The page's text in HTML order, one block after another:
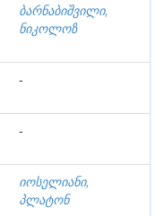
ბარნაბიშვილი,
ნიკოლოზ
-
-
იოსელიანი,
პლატონ